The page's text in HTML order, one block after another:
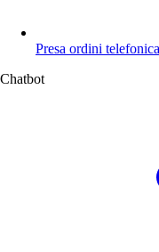
Presa ordini telefonica
Chatbot